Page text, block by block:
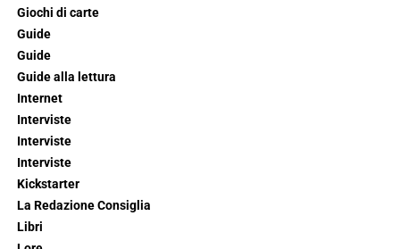
Giochi di carte
Guide
Guide
Guide alla lettura
Internet
Interviste
Interviste
Interviste
Kickstarter
La Redazione Consiglia
Libri